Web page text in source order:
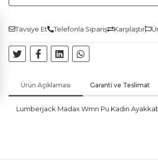
Tavsiye Et Telefonla Sipariş Karşılaştır
Ürün Açıklaması Garanti ve Teslimat
Lumberjack Madax Wmn Pu Kadin